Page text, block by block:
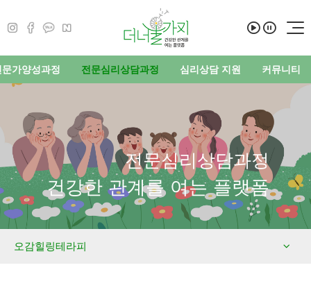
문가양성과정 전문심리상담과정 심리상담 지원 커뮤니티
전문심리상담과정
건강한 관계를 여는 플랫폼
오감힐링테라피